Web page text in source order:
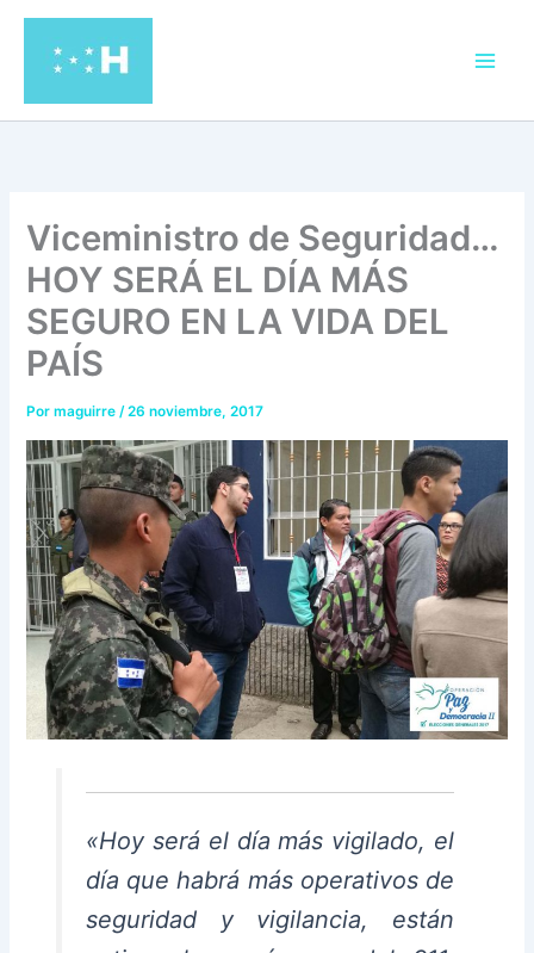
contenido
Viceministro de Seguridad…
HOY SERÁ EL DÍA MÁS
SEGURO EN LA VIDA DEL
PAÍS
Pormaguirre/26 noviembre, 2017
«Hoy será el día más vigilado, el
día que habrá más operativos de
seguridad y vigilancia, están